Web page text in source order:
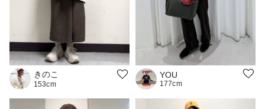
きのこ
153cm
YOU
177cm